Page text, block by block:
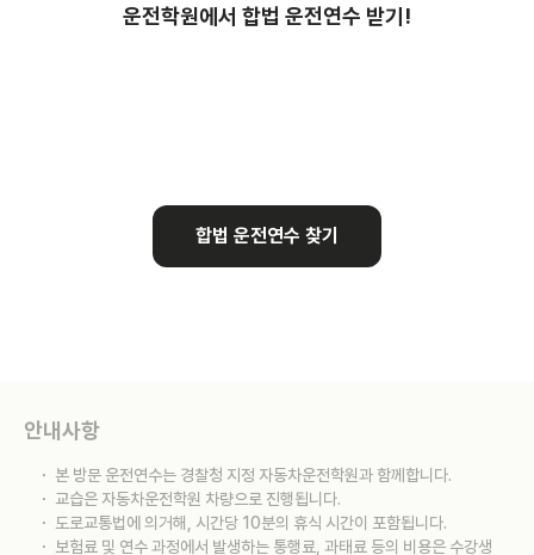
운전학원에서 합법 운전연수 받기!
합법 운전연수 찾기
안내사항
본 방문 운전연수는 경찰청 지정 자동차운전학원과 함께합니다.
교습은 자동차운전학원 차량으로 진행됩니다.
도로교통법에 의거해, 시간당 10분의 휴식 시간이 포함됩니다.
보험료 및 연수 과정에서 발생하는 통행료, 과태료 등의 비용은 수강생